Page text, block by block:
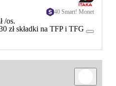
40 Smart! Monet
/os.
zł składki na TFP i TFG